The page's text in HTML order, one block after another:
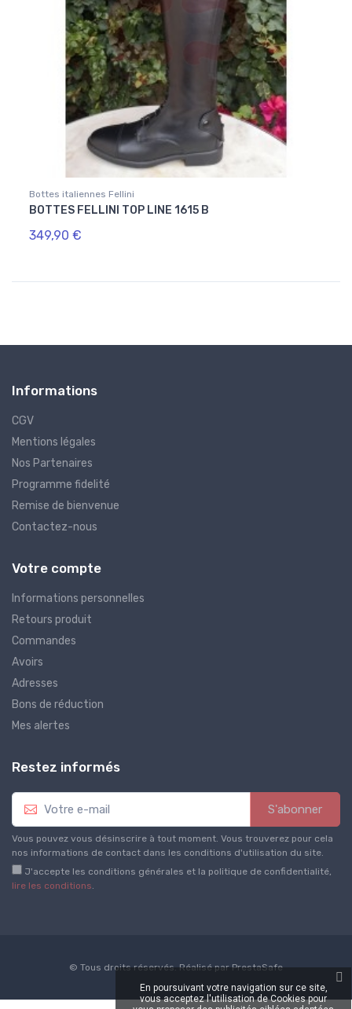
Bottes italiennes Fellini
BOTTES FELLINI TOP LINE 1615 B
349,90 €
Informations
CGV
Mentions légales
Nos Partenaires
Programme fidelité
Remise de bienvenue
Contactez-nous
Votre compte
Informations personnelles
Retours produit
Commandes
Avoirs
Adresses
Bons de réduction
Mes alertes
Restez informés
S'abonner
Vous pouvez vous désinscrire à tout moment. Vous trouverez pour cela
nos informations de contact dans les conditions d'utilisation du site.
J'accepte les conditions générales et la politique de confidentialité,
lire les conditions.
© Tous droits réservés. Réalisé parPrestaSafe
En poursuivant votre navigation sur ce site,
vous acceptez l'utilisation de Cookies pour